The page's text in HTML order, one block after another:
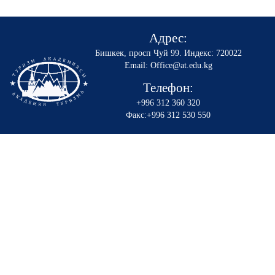
Адрес:
Бишкек, просп Чуй 99. Индекс: 720022
Email: Office@at.edu.kg
Телефон:
+996 312 360 320
Факс:+996 312 530 550